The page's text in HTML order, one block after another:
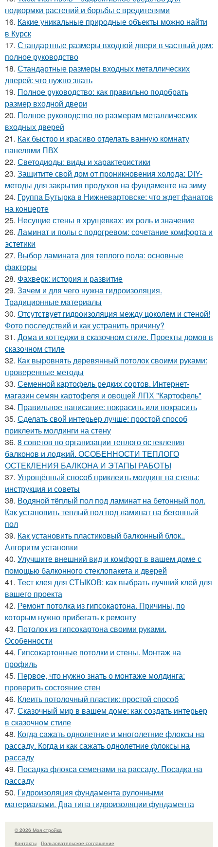
подкормки растений и борьбы с вредителями
16. Какие уникальные природные объекты можно найти
в Курск
17. Стандартные размеры входной двери в частный дом:
полное руководство
18. Стандартные размеры входных металлических
дверей: что нужно знать
19. Полное руководство: как правильно подобрать
размер входной двери
20. Полное руководство по размерам металлических
входных дверей
21. Как быстро и красиво отделать ванную комнату
панелями ПВХ
22. Светодиоды: виды и характеристики
23. Защитите свой дом от проникновения холода: DIY-
методы для закрытия продухов на фундаменте на зиму
24. Группа Бутырка в Нижневартовске: что ждет фанатов
на концерте
25. Несущие стены в хрущевках: их роль и значение
26. Ламинат и полы с подогревом: сочетание комфорта и
эстетики
27. Выбор ламината для теплого пола: основные
факторы
28. Фахверк: история и развитие
29. Зачем и для чего нужна гидроизоляция.
Традиционные материалы
30. Отсутствует гидроизоляция между цоколем и стеной!
Фото последствий и как устранить причину?
31. Дома и коттеджи в сказочном стиле. Проекты домов в
сказочном стиле
32. Как выровнять деревянный потолок своими руками:
проверенные методы
33. Семенной картофель редких сортов. Интернет-
магазин семян картофеля и овощей ЛПХ "Картофель"
34. Правильное написание: покрасить или покрасить
35. Сделать свой интерьер лучше: простой способ
приклеить молдинги на стену
36. 8 советов по организации теплого остекления
балконов и лоджий. ОСОБЕННОСТИ ТЕПЛОГО
ОСТЕКЛЕНИЯ БАЛКОНА И ЭТАПЫ РАБОТЫ
37. Упрощённый способ приклеить молдинг на стены:
инструкция и советы
38. Водяной тёплый пол под ламинат на бетонный пол.
Как установить теплый пол под ламинат на бетонный
пол
39. Как установить пластиковый балконный блок..
Алгоритм установки
40. Улучшите внешний вид и комфорт в вашем доме с
помощью балконного стеклопакета и дверей
41. Тест клея для СТЫКОВ: как выбрать лучший клей для
вашего проекта
42. Ремонт потолка из гипсокартона. Причины, по
которым нужно прибегать к ремонту
43. Потолок из гипсокартона своими руками.
Особенности
44. Гипсокартонные потолки и стены. Монтаж на
профиль
45. Первое, что нужно знать о монтаже молдинга:
проверить состояние стен
46. Клеить потолочный пластик: простой способ
47. Сказочный мир в вашем доме: как создать интерьер
в сказочном стиле
48. Когда сажать однолетние и многолетние флоксы на
рассаду. Когда и как сажать однолетние флоксы на
рассаду
49. Посадка флокса семенами на рассаду. Посадка на
рассаду
50. Гидроизоляция фундамента рулонными
материалами. Два типа гидроизоляции фундамента
© 2026 Моя стройка
Контакты
Пользовательское соглашение